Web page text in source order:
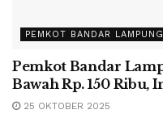
PEMKOT BANDAR LAMPUNG
Pemkot Bandar
Bawah Rp. 150 Ribu,
25 OKTOBER 2025